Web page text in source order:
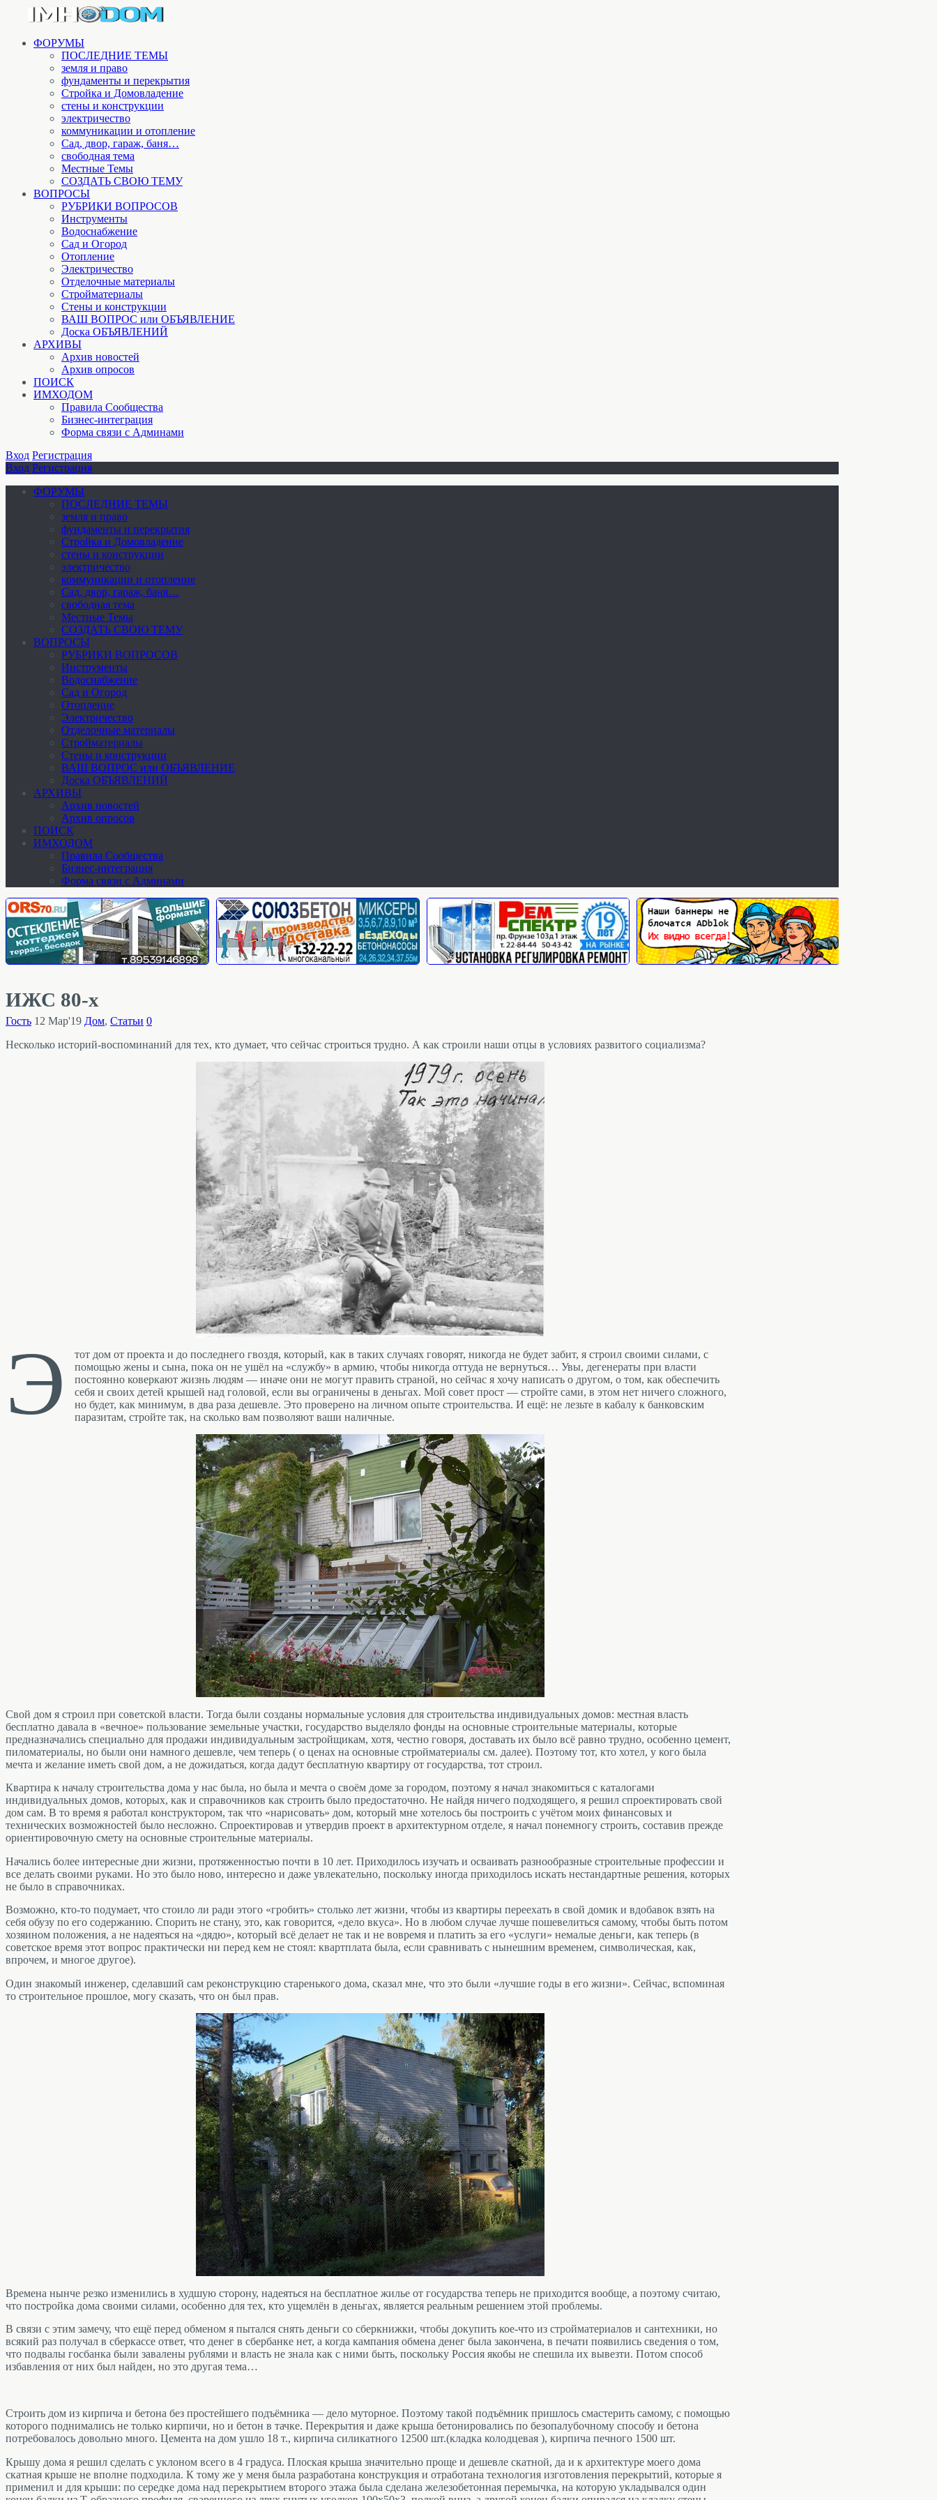
ФОРУМЫ
ПОСЛЕДНИЕ ТЕМЫ
земля и право
фундаменты и перекрытия
Стройка и Домовладение
стены и конструкции
электричество
коммуникации и отопление
Cад, двор, гараж, баня…
свободная тема
Местные Темы
СОЗДАТЬ СВОЮ ТЕМУ
ВОПРОСЫ
РУБРИКИ ВОПРОСОВ
Инструменты
Водоснабжение
Сад и Огород
Отопление
Электричество
Отделочные материалы
Стройматериалы
Стены и конструкции
ВАШ ВОПРОС или ОБЪЯВЛЕНИЕ
Доска ОБЪЯВЛЕНИЙ
АРХИВЫ
Архив новостей
Архив опросов
ПОИСК
ИМХОДОМ
Правила Сообщества
Бизнес-интеграция
Форма связи с Админами
Вход Регистрация
Вход Регистрация
ФОРУМЫ
ПОСЛЕДНИЕ ТЕМЫ
земля и право
фундаменты и перекрытия
Стройка и Домовладение
стены и конструкции
электричество
коммуникации и отопление
Cад, двор, гараж, баня…
свободная тема
Местные Темы
СОЗДАТЬ СВОЮ ТЕМУ
ВОПРОСЫ
РУБРИКИ ВОПРОСОВ
Инструменты
Водоснабжение
Сад и Огород
Отопление
Электричество
Отделочные материалы
Стройматериалы
Стены и конструкции
ВАШ ВОПРОС или ОБЪЯВЛЕНИЕ
Доска ОБЪЯВЛЕНИЙ
АРХИВЫ
Архив новостей
Архив опросов
ПОИСК
ИМХОДОМ
Правила Сообщества
Бизнес-интеграция
Форма связи с Админами
ИЖС 80-х
Гость 12 Мар'19 Дом, Статьи 0
Несколько историй-воспоминаний для тех, кто думает, что сейчас строиться трудно. А как строили наши отцы в условиях развитого социализма?
Э
тот дом от проекта и до последнего гвоздя, который, как в таких случаях говорят, никогда не будет забит, я строил своими силами, с
помощью жены и сына, пока он не ушёл на «службу» в армию, чтобы никогда оттуда не вернуться… Увы, дегенераты при власти
постоянно коверкают жизнь людям — иначе они не могут править страной, но сейчас я хочу написать о другом, о том, как обеспечить
себя и своих детей крышей над головой, если вы ограничены в деньгах. Мой совет прост — стройте сами, в этом нет ничего сложного,
но будет, как минимум, в два раза дешевле. Это проверено на личном опыте строительства. И ещё: не лезьте в кабалу к банковским
паразитам, стройте так, на сколько вам позволяют ваши наличные.
Свой дом я строил при советской власти. Тогда были созданы нормальные условия для строительства индивидуальных домов: местная власть
бесплатно давала в «вечное» пользование земельные участки, государство выделяло фонды на основные строительные материалы, которые
предназначались специально для продажи индивидуальным застройщикам, хотя, честно говоря, доставать их было всё равно трудно, особенно цемент,
пиломатериалы, но были они намного дешевле, чем теперь ( о ценах на основные стройматериалы см. далее). Поэтому тот, кто хотел, у кого была
мечта и желание иметь свой дом, а не дожидаться, когда дадут бесплатную квартиру от государства, тот строил.
Квартира к началу строительства дома у нас была, но была и мечта о своём доме за городом, поэтому я начал знакомиться с каталогами
индивидуальных домов, которых, как и справочников как строить было предостаточно. Не найдя ничего подходящего, я решил спроектировать свой
дом сам. В то время я работал конструктором, так что «нарисовать» дом, который мне хотелось бы построить с учётом моих финансовых и
технических возможностей было несложно. Спроектировав и утвердив проект в архитектурном отделе, я начал понемногу строить, составив прежде
ориентировочную смету на основные строительные материалы.
Начались более интересные дни жизни, протяженностью почти в 10 лет. Приходилось изучать и осваивать разнообразные строительные профессии и
все делать своими руками. Но это было ново, интересно и даже увлекательно, поскольку иногда приходилось искать нестандартные решения, которых
не было в справочниках.
Возможно, кто-то подумает, что стоило ли ради этого «гробить» столько лет жизни, чтобы из квартиры переехать в свой домик и вдобавок взять на
себя обузу по его содержанию. Спорить не стану, это, как говорится, «дело вкуса». Но в любом случае лучше пошевелиться самому, чтобы быть потом
хозяином положения, а не надеяться на «дядю», который всё делает не так и не вовремя и платить за его «услуги» немалые деньги, как теперь (в
советское время этот вопрос практически ни перед кем не стоял: квартплата была, если сравнивать с нынешним временем, символическая, как,
впрочем, и многое другое).
Один знакомый инженер, сделавший сам реконструкцию старенького дома, сказал мне, что это были «лучшие годы в его жизни». Сейчас, вспоминая
то строительное прошлое, могу сказать, что он был прав.
Времена нынче резко изменились в худшую сторону, надеяться на бесплатное жилье от государства теперь не приходится вообще, а поэтому считаю,
что постройка дома своими силами, особенно для тех, кто ущемлён в деньгах, является реальным решением этой проблемы.
В связи с этим замечу, что ещё перед обменом я пытался снять деньги со сберкнижки, чтобы докупить кое-что из стройматериалов и сантехники, но
всякий раз получал в сберкассе ответ, что денег в сбербанке нет, а когда кампания обмена денег была закончена, в печати появились сведения о том,
что подвалы госбанка были завалены рублями и власть не знала как с ними быть, поскольку Россия якобы не спешила их вывезти. Потом способ
избавления от них был найден, но это другая тема…
Строить дом из кирпича и бетона без простейшего подъёмника — дело муторное. Поэтому такой подъёмник пришлось смастерить самому, с помощью
которого поднимались не только кирпичи, но и бетон в тачке. Перекрытия и даже крыша бетонировались по безопалубочному способу и бетона
потребовалось довольно много. Цемента на дом ушло 18 т., кирпича силикатного 12500 шт.(кладка колодцевая ), кирпича печного 1500 шт.
Крышу дома я решил сделать с уклоном всего в 4 градуса. Плоская крыша значительно проще и дешевле скатной, да и к архитектуре моего дома
скатная крыше не вполне подходила. К тому же у меня была разработана конструкция и отработана технология изготовления перекрытий, которые я
применил и для крыши: по середке дома над перекрытием второго этажа была сделана железобетонная перемычка, на которую укладывался один